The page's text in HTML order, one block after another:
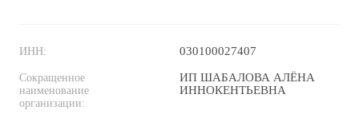
ИНН: 030100027407
Сокращенное
наименование
организации:
ИП ШАБАЛОВА АЛЁНА
ИННОКЕНТЬЕВНА